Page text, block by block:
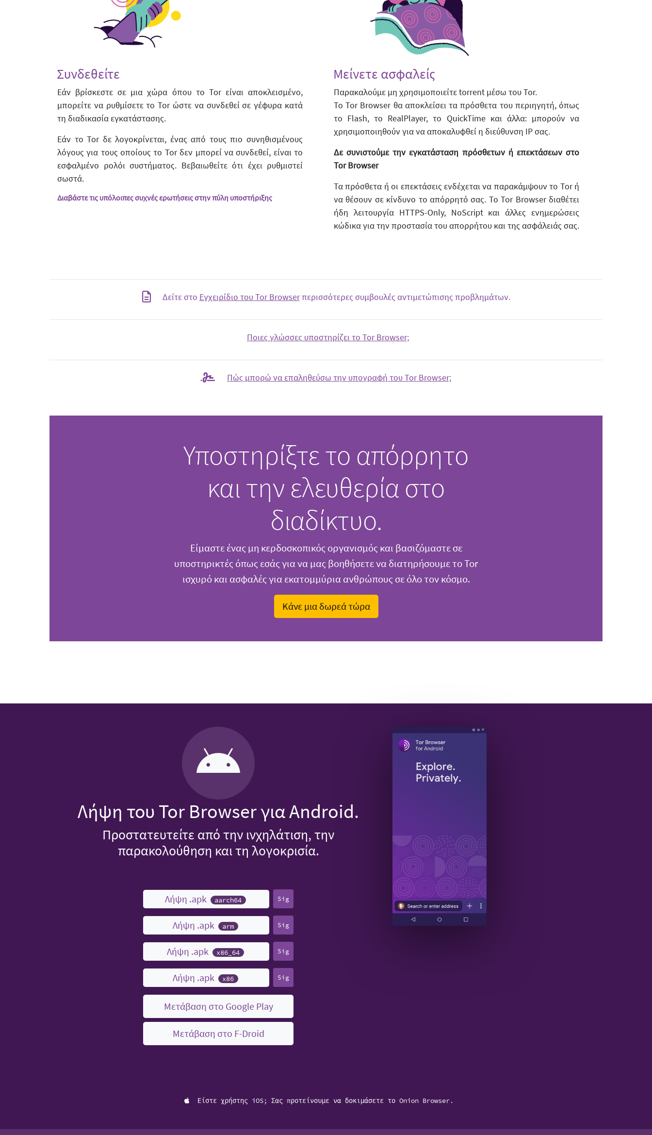
Συνδεθείτε
Εάν βρίσκεστε σε μια χώρα όπου το Tor είναι αποκλεισμένο,
μπορείτε να ρυθμίσετε το Tor ώστε να συνδεθεί σε γέφυρα κατά
τη διαδικασία εγκατάστασης.
Εάν το Tor δε λογοκρίνεται, ένας από τους πιο συνηθισμένους
λόγους για τους οποίους το Tor δεν μπορεί να συνδεθεί, είναι το
εσφαλμένο ρολόι συστήματος. Βεβαιωθείτε ότι έχει ρυθμιστεί
σωστά.
Διαβάστε τις υπόλοιπες συχνές ερωτήσεις στην πύλη υποστήριξης
Μείνετε ασφαλείς
Παρακαλούμε μη χρησιμοποιείτε torrent μέσω του Tor.
Το Tor Browser θα αποκλείσει τα πρόσθετα του περιηγητή, όπως
το Flash, το RealPlayer, το QuickTime και άλλα: μπορούν να
χρησιμοποιηθούν για να αποκαλυφθεί η διεύθυνση IP σας.
Δε συνιστούμε την εγκατάσταση πρόσθετων ή επεκτάσεων στο
Tor Browser
Τα πρόσθετα ή οι επεκτάσεις ενδέχεται να παρακάμψουν το Tor ή
να θέσουν σε κίνδυνο το απόρρητό σας. Το Tor Browser διαθέτει
ήδη λειτουργία HTTPS-Only, NoScript και άλλες ενημερώσεις
κώδικα για την προστασία του απορρήτου και της ασφάλειάς σας.
Δείτε στο Εγχειρίδιο του Tor Browserπερισσότερες συμβουλές αντιμετώπισης προβλημάτων.
Ποιες γλώσσες υποστηρίζει το Tor Browser;
Πώς μπορώ να επαληθεύσω την υπογραφή του Tor Browser;
Υποστηρίξτε το απόρρητο
και την ελευθερία στο
διαδίκτυο.
Είμαστε ένας μη κερδοσκοπικός οργανισμός και βασιζόμαστε σε
υποστηρικτές όπως εσάς για να μας βοηθήσετε να διατηρήσουμε το Tor
ισχυρό και ασφαλές για εκατομμύρια ανθρώπους σε όλο τον κόσμο.
Κάνε μια δωρεά τώρα
Λήψη του Tor Browser για Android.
Προστατευτείτε από την ινχηλάτιση, την
παρακολούθηση και τη λογοκρισία.
Λήψη .apk aarch64 Sig
Λήψη .apk arm Sig
Λήψη .apk x86_64 Sig
Λήψη .apk x86 Sig
Μετάβαση στο Google Play
Μετάβαση στο F-Droid
Είστε χρήστης iOS; Σας προτείνουμε να δοκιμάσετε το Onion Browser.